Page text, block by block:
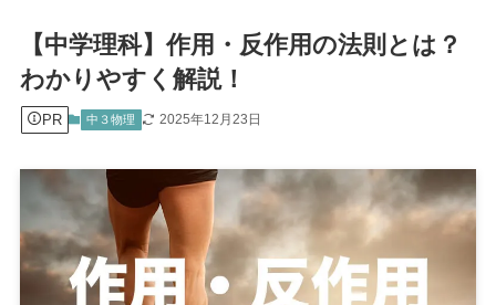
【中学理科】作用・反作用の法則とは？
わかりやすく解説！
PR 中３物理 2025年12月23日